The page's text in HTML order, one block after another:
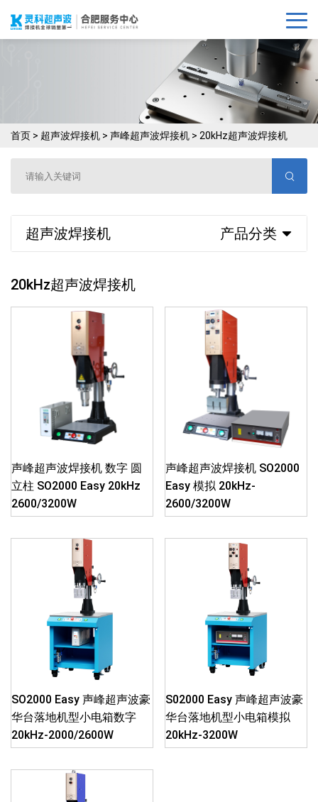
首页 > 超声波焊接机 > 声峰超声波焊接机 > 20kHz超声波焊接机
超声波焊接机 产品分类
20kHz超声波焊接机
声峰超声波焊接机 数字 圆
立柱 SO2000 Easy 20kHz
2600/3200W
声峰超声波焊接机 SO2000
Easy 模拟 20kHz-
2600/3200W
SO2000 Easy 声峰超声波豪
华台落地机型小电箱数字
20kHz-2000/2600W
S02000 Easy 声峰超声波豪
华台落地机型小电箱模拟
20kHz-3200W